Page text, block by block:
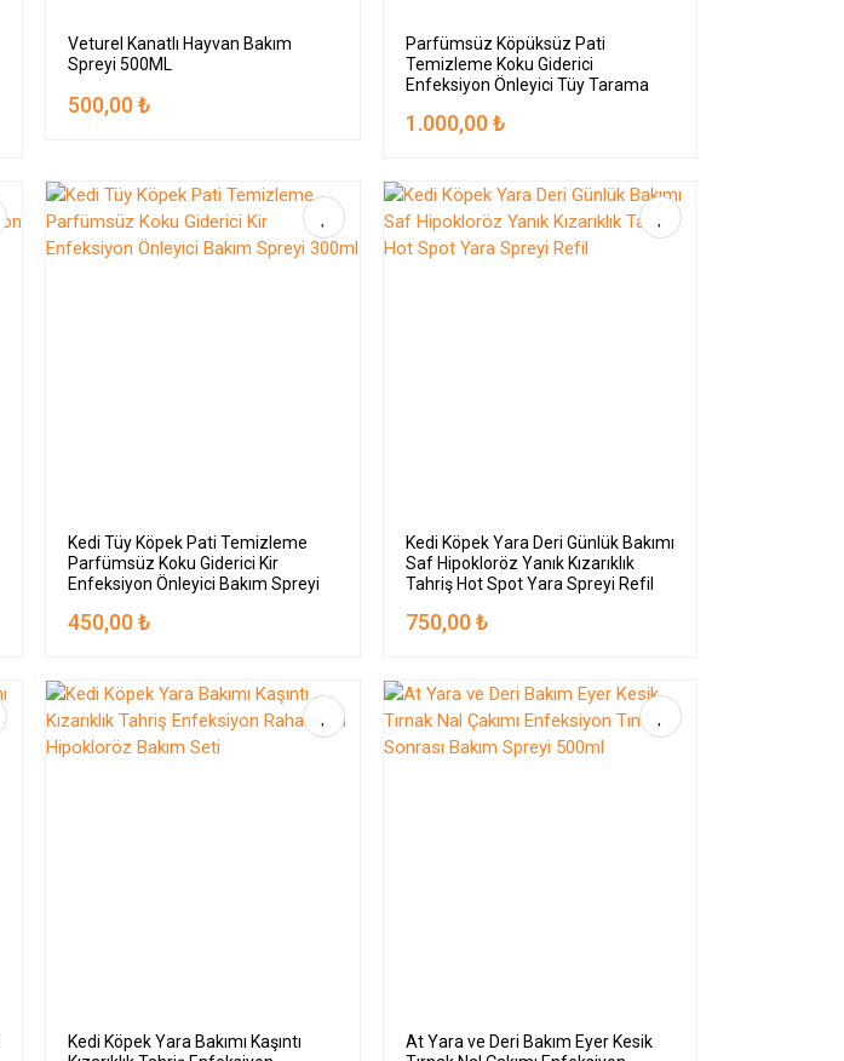
Veturel Kanatlı Hayvan Bakım
Spreyi 500ML
500,00 ₺
Parfümsüz Köpüksüz Pati
Temizleme Koku Giderici
Enfeksiyon Önleyici Tüy Tarama
1.000,00 ₺
Kedi Tüy Köpek Pati Temizleme
Parfümsüz Koku Giderici Kir
Enfeksiyon Önleyici Bakım Spreyi
450,00 ₺
Kedi Köpek Yara Deri Günlük Bakımı
Saf Hipokloröz Yanık Kızarıklık
Tahriş Hot Spot Yara Spreyi Refil
750,00 ₺
Kedi Köpek Yara Bakımı Kaşıntı
At Yara ve Deri Bakım Eyer Kesik